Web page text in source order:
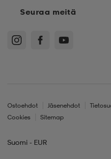
Seuraa meitä
Ostoehdot Jäsenehdot
Cookies
Sitemap
Suomi - EUR